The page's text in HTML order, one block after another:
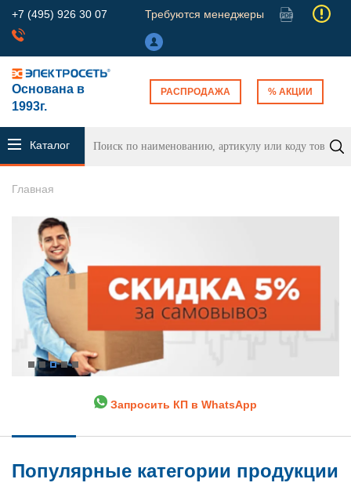
+7 (495) 926 30 07 Требуются менеджеры
Основана в
1993г.
РАСПРОДАЖА % АКЦИИ
Каталог
Главная
Запросить КП в WhatsApp
Популярные категории продукции